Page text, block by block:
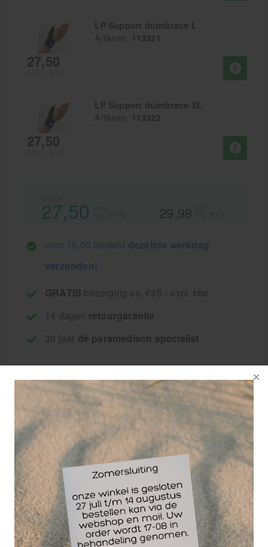
LP Support duimbrace L
Artikelnr. 113321
27,50
LP Support duimbrace XL
Artikelnr. 113322
27,50
27,50 29,98
voor 15.00 besteld dezelfde werkdag
verzonden!
GRATIS bezorging va. €95,- excl. btw
14 dagen retourgarantie
30 jaar dé paramedisch specialist
Duimbrace kopen
LP Support
De LP Support
duimbrace M is
geschikt voor
dagelijks gebruik en
biedt optimale steun